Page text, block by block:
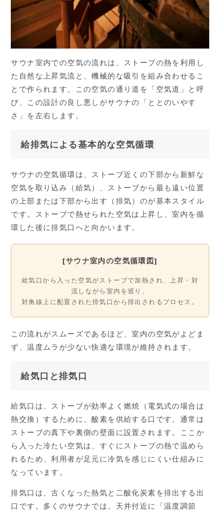
サウナ室内での空気の流れは、ストーブの熱を利用し
た自然な上昇気流と、機械的な吸引を組み合わせるこ
とで作られます。この空気の通り道を「空気道」と呼
び、この設計の良し悪しがサウナの「ととのいやす
さ」を左右します。
給排気による基本的な空気循環
サウナの空気循環は、ストーブ近くの下部から新鮮な
空気を取り込み（給気）、ストーブから最も遠い位置
の上部または下部から出す（排気）のが基本スタイル
です。ストーブで熱せられた空気は上昇し、室内を循
環した後に排気口へと向かいます。
[サウナ室内の空気循環図]
給気口から入った空気がストーブで加熱され、上昇・対
流しながら室内を巡り、
対角線上に配置された排気口から排出されるプロセス。
この流れがスムーズであるほど、室内の空気がよどま
ず、温度ムラが少ない快適な環境が維持されます。
給気口と排気口
給気口は、ストーブが効率よく燃焼（電気式の場合は
熱交換）するために、酸素を供給する口です。通常は
ストーブの真下や裏側の壁面に設置されます。ここか
ら入った冷たい空気は、すぐにストーブの熱で温めら
れるため、利用者が足元に冷気を感じにくい仕組みに
なっています。
排気口は、古くなった熱気と二酸化炭素を排出する出
口です。多くのサウナでは、天井付近に「温度調節